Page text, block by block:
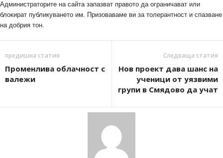
Администраторите на сайта запазват правото да ограничават или
блокират публикуването им. Призоваваме ви за толерантност и спазване
на добрия тон.
предишна статия
Променлива облачност с
валежи
Следваща статия
Нов проект дава шанс на
ученици от уязвими
групи в Смядово да учат